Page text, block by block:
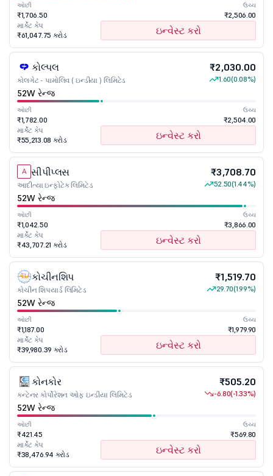
ઓછી
₹1,706.50
ઉચ્ચ
₹2,506.00
માર્કેટ કેપ
₹61,047.75 કરોડ
ઇન્વેસ્ટ કરો
કોલ્પલ
કોલગેટ - પામોલિવ ( ઇન્ડીયા ) લિમિટેડ
₹2,030.00
1.60(0.08%)
52W રેન્જ
ઓછી
₹1,782.00
ઉચ્ચ
₹2,504.00
માર્કેટ કેપ
₹55,213.08 કરોડ
ઇન્વેસ્ટ કરો
A સીપીપ્લસ
આદીત્યા ઇન્ફોટેક લિમિટેડ
₹3,708.70
52.50(1.44%)
52W રેન્જ
ઓછી
₹1,042.50
ઉચ્ચ
₹3,866.00
માર્કેટ કેપ
₹43,707.21 કરોડ
ઇન્વેસ્ટ કરો
કોચીનશિપ
કોચીન શિપયાર્ડ લિમિટેડ
₹1,519.70
29.70(1.99%)
52W રેન્જ
ઓછી
₹1,187.00
ઉચ્ચ
₹1,979.90
માર્કેટ કેપ
₹39,980.39 કરોડ
ઇન્વેસ્ટ કરો
કોનકોર
કન્ટેનર કોર્પોરેશન ઓફ ઇન્ડીયા લિમિટેડ
₹505.20
-6.80(-1.33%)
52W રેન્જ
ઓછી
₹421.45
ઉચ્ચ
₹569.80
માર્કેટ કેપ
₹38,476.94 કરોડ
ઇન્વેસ્ટ કરો